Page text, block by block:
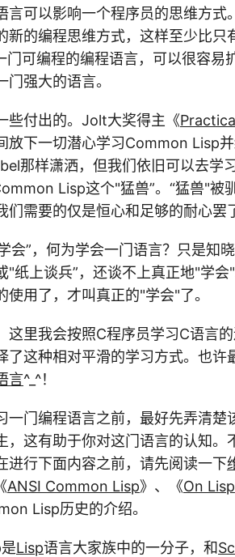
言可以影响一个程序员的思维方
新的编程思维方式，这样至少比只
门可编程的编程语言，可以很容易
门强大的语言。
些付出的。Jolt大奖得主《
放下一切潜心学习Common Lisp
那样潇洒，但我们依旧可以去
Lisp这个"猛兽”。“猛兽"被
们需要的仅是恒心和足够的耐心罢
会”，何为学会一门语言？只是知
"纸上谈兵”，还谈不上真正地"学
使用了，才叫真正的"学会"了。
这里我会按照C程序员学习C语言
了这种相对平滑的学习方式。也
言^_^！
一门编程语言之前，最好先弄清
，这有助于你对这门语言的认知
进行下面内容之前，请先阅读一下
ANSI Common Lisp》、《On Lisp
Lisp历史的介绍。
Lisp语言大家族中的一分子，和